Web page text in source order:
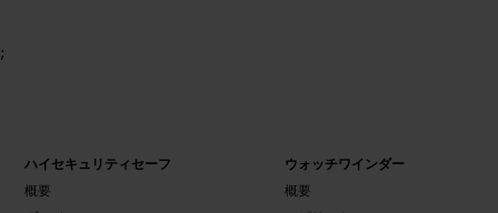
;
ハイセキュリティセーフ
概要
ウォッチワインダー
概要